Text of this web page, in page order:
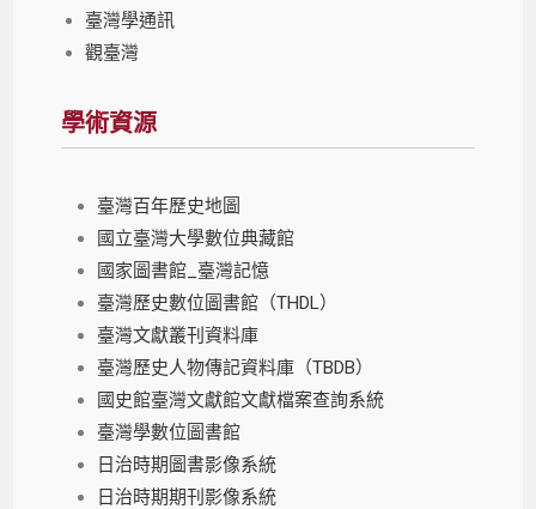
臺灣學通訊
觀臺灣
學術資源
臺灣百年歷史地圖
國立臺灣大學數位典藏館
國家圖書館_臺灣記憶
臺灣歷史數位圖書館（THDL）
臺灣文獻叢刊資料庫
臺灣歷史人物傳記資料庫（TBDB）
國史館臺灣文獻館文獻檔案查詢系統
臺灣學數位圖書館
日治時期圖書影像系統
日治時期期刊影像系統